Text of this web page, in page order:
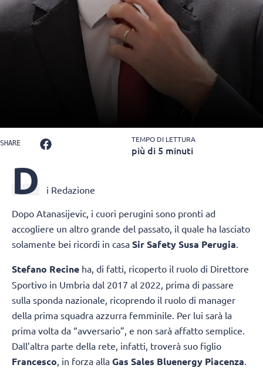
SHARE TEMPO DI LETTURA
più di 5 minuti
D i Redazione
Dopo Atanasijevic, i cuori perugini sono pronti ad
accogliere un altro grande del passato, il quale ha lasciato
solamente bei ricordi in casa Sir Safety Susa Perugia.
Stefano Recine ha, di fatti, ricoperto il ruolo di Direttore
Sportivo in Umbria dal 2017 al 2022, prima di passare
sulla sponda nazionale, ricoprendo il ruolo di manager
della prima squadra azzurra femminile. Per lui sarà la
prima volta da “avversario”, e non sarà affatto semplice.
Dall’altra parte della rete, infatti, troverà suo figlio
Francesco , in forza alla Gas Sales Bluenergy Piacenza